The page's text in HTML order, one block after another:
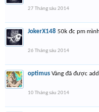
27 Tháng sáu 2014
JokerX148 50k đc pm
26 Tháng sáu 2014
optimus Vàng đã được
10 Tháng sáu 2014